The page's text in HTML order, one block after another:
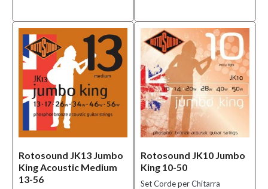
per
Basso
Elettrico
(11)
MOSTRA
TUTTI
Condizione
(34)
Rotosound JK13 Jumbo
King Acoustic Medium
13-56
Rotosound JK10 Jumbo
King 10-50
Set Corde per Chitarra